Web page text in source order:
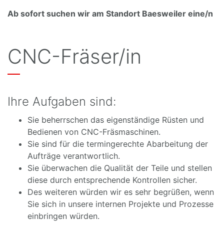
Ab sofort suchen wir am Standort Baesweiler eine/n
CNC-Fräser/in
Ihre Aufgaben sind:
Sie beherrschen das eigenständige Rüsten und
Bedienen von CNC-Fräsmaschinen.
Sie sind für die termingerechte Abarbeitung der
Aufträge verantwortlich.
Sie überwachen die Qualität der Teile und stellen
diese durch entsprechende Kontrollen sicher.
Des weiteren würden wir es sehr begrüßen, wenn
Sie sich in unsere internen Projekte und Prozesse
einbringen würden.